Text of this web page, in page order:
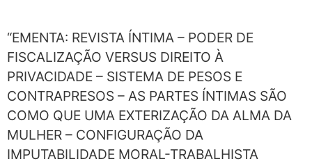
“EMENTA: REVISTA ÍNTIMA – PODER DE
FISCALIZAÇÃO VERSUS DIREITO À
PRIVACIDADE – SISTEMA DE PESOS E
CONTRAPRESOS – AS PARTES ÍNTIMAS SÃO
COMO QUE UMA EXTERIZAÇÃO DA ALMA DA
MULHER – CONFIGURAÇÃO DA
IMPUTABILIDADE MORAL-TRABALHISTA